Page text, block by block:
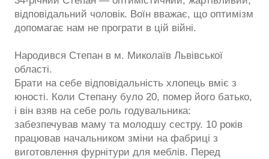
відповідальний чоловік. Воїн вважає, що оптимізм
допомагає нам не програти в цій війні.
Народився Степан в м. Миколаїв Львівської
області.
Брати на себе відповідальність хлопець вміє з
юності. Коли Степану було 20, помер його батько,
і він взяв на себе роль годувальника:
забезпечував маму та молодшу сестру. 10 років
працював начальником зміни на фабриці з
виготовлення фурнітури для меблів. Перед